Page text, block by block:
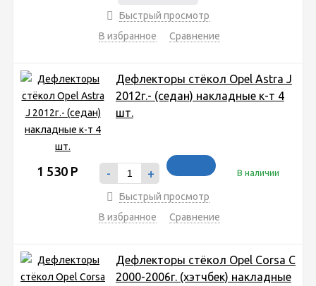
Быстрый просмотр
В избранное
Сравнение
Дефлекторы стёкол Opel Astra J
2012г.- (седан) накладные к-т 4
шт.
1 530 Р - + В наличии
Быстрый просмотр
В избранное
Сравнение
Дефлекторы стёкол Opel Corsa C
2000-2006г. (хэтчбек) накладные